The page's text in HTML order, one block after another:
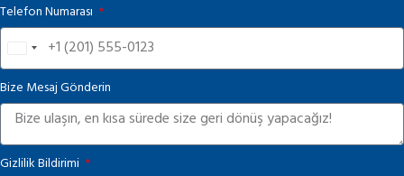
Telefon Numarası
United
States
+1
Bize Mesaj Gönderin
Gizlilik Bildirimi